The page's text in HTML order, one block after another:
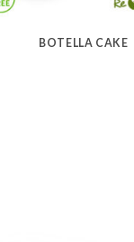
BOTELLA CAKE